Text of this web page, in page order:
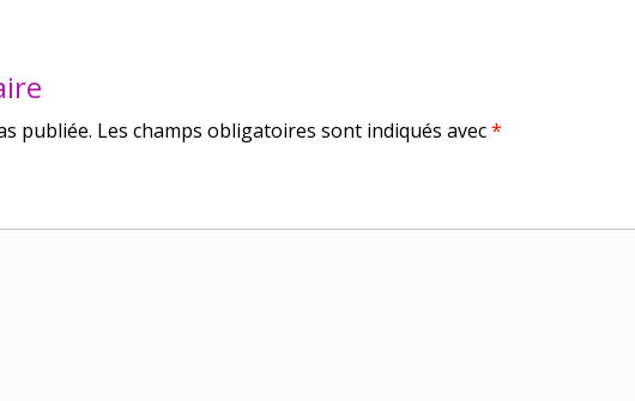
publiée. Les champs obligatoires sont indiqués avec*